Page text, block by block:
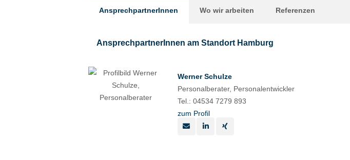
AnsprechpartnerInnen Wo wir arbeiten Referenzen
AnsprechpartnerInnen am Standort Hamburg
Werner Schulze
Personalberater, Personalentwickler
Tel.: 04534 7279 893
zum Profil